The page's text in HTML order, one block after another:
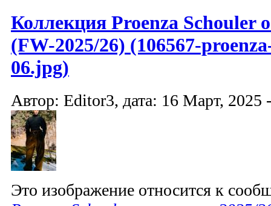
Коллекция Proenza Schouler
(FW-2025/26) (106567-
06.jpg)
Автор: Editor3, дата: 16 Март, 2025
Это изображение относится к